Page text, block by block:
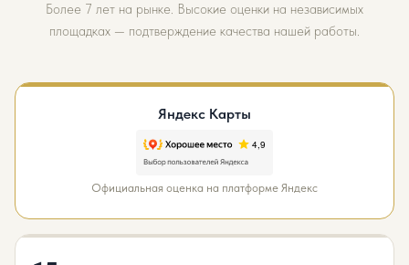
Более 7 лет на рынке. Высокие оценки на независимых
площадках — подтверждение качества нашей работы.
Яндекс Карты
Официальная оценка на платформе Яндекс